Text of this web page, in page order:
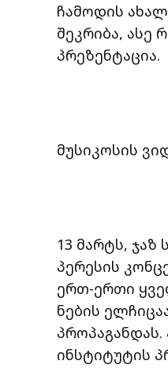
ჩამოდის
შეკრიბა, ასე
პრეზენტაცია.
მუსიკოსის
13 მარტს,
პერესის
ერთ-ერთი
ნების
ინსტიტუტის